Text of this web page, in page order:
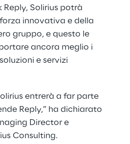
Solirius potrà
innovativa e della
gruppo, e questo le
ancora meglio i
e servizi
entrerà a far parte
Reply,” ha dichiarato
Director e
Consulting.